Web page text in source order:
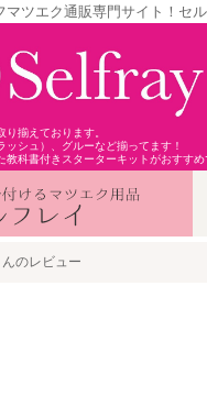
マツエク通販専門サイト！セ
揃えております。
シュ）、グルーなど揃ってます！
科書付きスターターキットがおすすめ
のレビュー